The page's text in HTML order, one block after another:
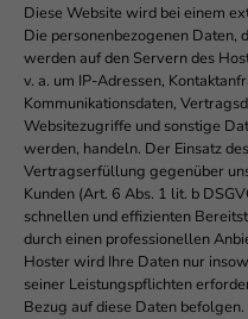
Diese Website wird bei einem
Die personenbezogenen Daten,
werden auf den Servern des
v. a. um IP-Adressen,
Kommunikationsdaten,
Websitezugriffe und sonstige
werden, handeln. Der Einsatz
Vertragserfüllung gegenüber
Kunden (Art. 6 Abs. 1 lit. b
schnellen und effizienten
durch einen professionellen
Hoster wird Ihre Daten nur
seiner Leistungspflichten
Bezug auf diese Daten